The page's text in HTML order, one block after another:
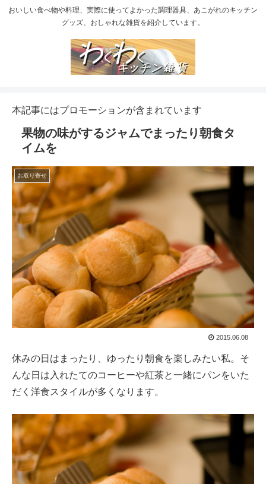
おいしい食べ物や料理、実際に使ってよかった調理器具、あこがれのキッチン
グッズ、おしゃれな雑貨を紹介しています。
本記事にはプロモーションが含まれています
果物の味がするジャムでまったり朝食タ
イムを
お取り寄せ
2015.06.08
休みの日はまったり、ゆったり朝食を楽しみたい私。そ
んな日は入れたてのコーヒーや紅茶と一緒にパンをいた
だく洋食スタイルが多くなります。